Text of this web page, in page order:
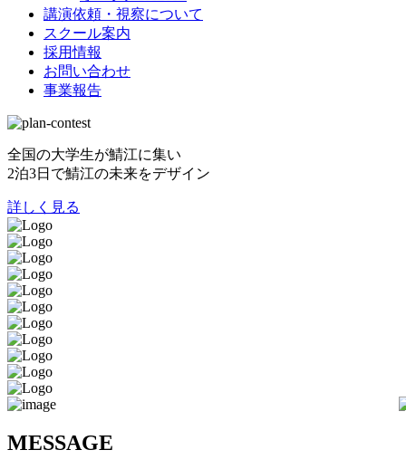
講演依頼・視察について
スクール案内
採用情報
お問い合わせ
事業報告
全国の大学生が鯖江に集い
2泊3日で鯖江の未来をデザイン
詳しく見る
MESSAGE